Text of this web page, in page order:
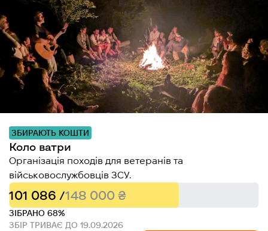
ЗБИРАЮТЬ КОШТИ
Коло ватри
Організація походів для ветеранів та
військовослужбовців ЗСУ.
101 086 /148 000 ₴
ЗІБРАНО 68%
ЗБІР ТРИВАЄ ДО 19.09.2026